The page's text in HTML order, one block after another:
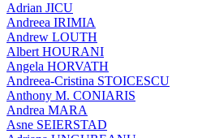
Adrian JICU
Andreea IRIMIA
Andrew LOUTH
Albert HOURANI
Angela HORVATH
Andreea-Cristina STOICESCU
Anthony M. CONIARIS
Andrea MARA
Asne SEIERSTAD